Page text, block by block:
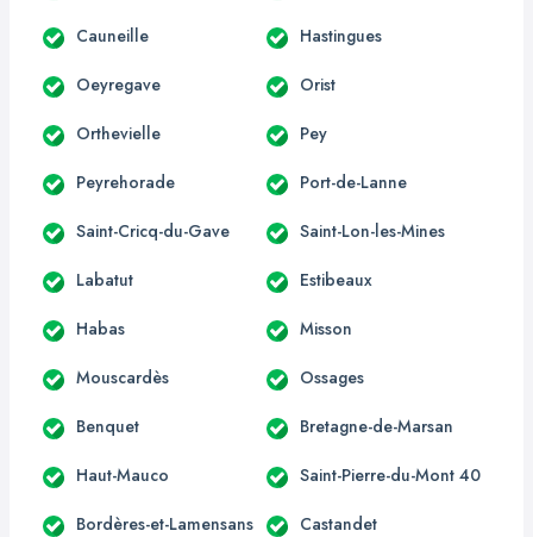
Cauneille Hastingues
Oeyregave Orist
Orthevielle Pey
Peyrehorade Port-de-Lanne
Saint-Cricq-du-Gave Saint-Lon-les-Mines
Labatut Estibeaux
Habas Misson
Mouscardès Ossages
Benquet Bretagne-de-Marsan
Haut-Mauco Saint-Pierre-du-Mont 40
Bordères-et-Lamensans Castandet